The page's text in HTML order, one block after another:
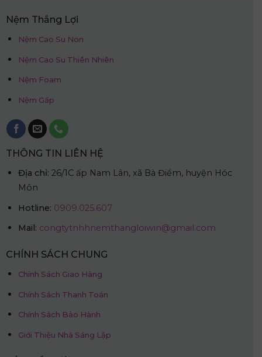
Nệm Thắng Lợi
Nệm Cao Su Non
Nệm Cao Su Thiên Nhiên
Nệm Foam
Nệm Gấp
THÔNG TIN LIÊN HỆ
Địa chỉ: 26/1C ấp Nam Lân, xã Bà Điểm, huyện Hóc
Môn
Hotline: 0909.025.607
Mail: congtytnhhnemthangloiwin@gmail.com
CHÍNH SÁCH CHUNG
Chính Sách Giao Hàng
Chính Sách Thanh Toán
Chính Sách Bảo Hành
Giới Thiệu Nhà Sáng Lập